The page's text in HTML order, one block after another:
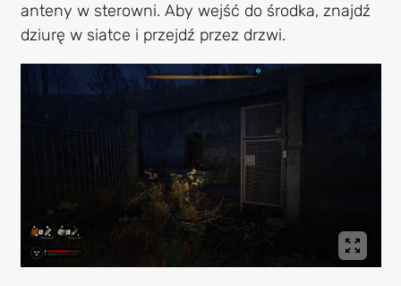
anteny w sterowni. Aby wejść do środka, znajdź
dziurę w siatce i przejdź przez drzwi.